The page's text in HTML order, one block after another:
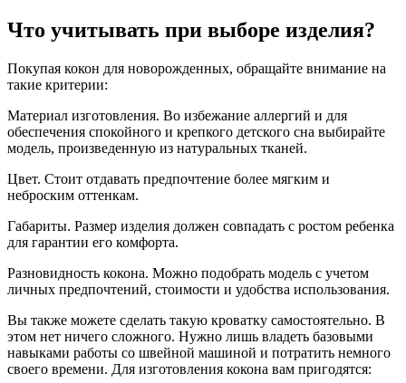
Что учитывать при выборе изделия?
Покупая кокон для новорожденных, обращайте внимание на
такие критерии:
Материал изготовления. Во избежание аллергий и для
обеспечения спокойного и крепкого детского сна выбирайте
модель, произведенную из натуральных тканей.
Цвет. Стоит отдавать предпочтение более мягким и
неброским оттенкам.
Габариты. Размер изделия должен совпадать с ростом ребенка
для гарантии его комфорта.
Разновидность кокона. Можно подобрать модель с учетом
личных предпочтений, стоимости и удобства использования.
Вы также можете сделать такую кроватку самостоятельно. В
этом нет ничего сложного. Нужно лишь владеть базовыми
навыками работы со швейной машиной и потратить немного
своего времени. Для изготовления кокона вам пригодятся: